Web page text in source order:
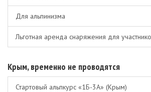
Для альпинизма
Льготная аренда снаряжения для
Крым, временно не проводятся
Стартовый альпкурс «1Б-3А» (Крым)